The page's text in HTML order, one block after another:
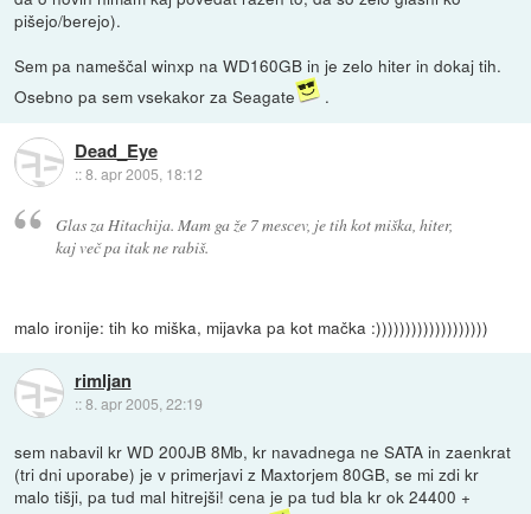
pišejo/berejo).
Sem pa nameščal winxp na WD160GB in je zelo hiter in dokaj tih.
Osebno pa sem vsekakor za Seagate
.
Dead_Eye
::8. apr 2005, 18:12
Glas za Hitachija. Mam ga že 7 mescev, je tih kot miška, hiter,
kaj več pa itak ne rabiš.
malo ironije: tih ko miška, mijavka pa kot mačka :)))))))))))))))))))
rimljan
::8. apr 2005, 22:19
sem nabavil kr WD 200JB 8Mb, kr navadnega ne SATA in zaenkrat
(tri dni uporabe) je v primerjavi z Maxtorjem 80GB, se mi zdi kr
malo tišji, pa tud mal hitrejši! cena je pa tud bla kr ok 24400 +